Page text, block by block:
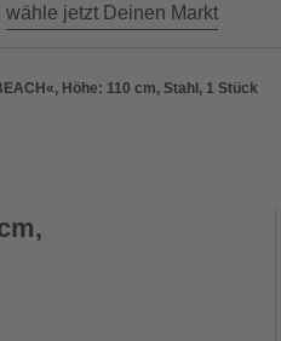
wähle jetzt Deinen Markt
Höhe: 110 cm, Stahl, 1 Stück